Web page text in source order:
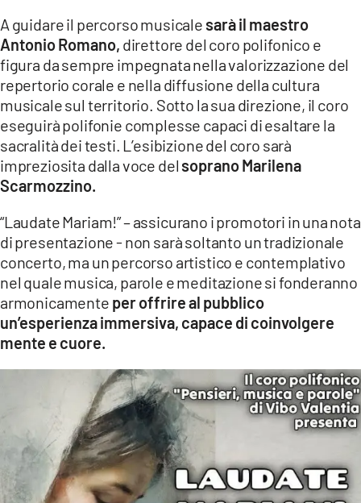
COSENZACHANNEL.IT
ILVIBONESE.IT
CATANZAROCHANNEL.IT
LACAPITALENEWS.IT
App
APPLE
A guidare il percorso musicale sarà il maestro
Antonio Romano, direttore del coro polifonico e
figura da sempre impegnata nella valorizzazione del
repertorio corale e nella diffusione della cultura
musicale sul territorio. Sotto la sua direzione, il coro
eseguirà polifonie complesse capaci di esaltare la
sacralità dei testi. L’esibizione del coro sarà
impreziosita dalla voce del soprano Marilena
Scarmozzino.
“Laudate Mariam!” – assicurano i promotori in una nota
di presentazione - non sarà soltanto un tradizionale
concerto, ma un percorso artistico e contemplativo
nel quale musica, parole e meditazione si fonderanno
armonicamente per offrire al pubblico
un’esperienza immersiva, capace di coinvolgere
mente e cuore.